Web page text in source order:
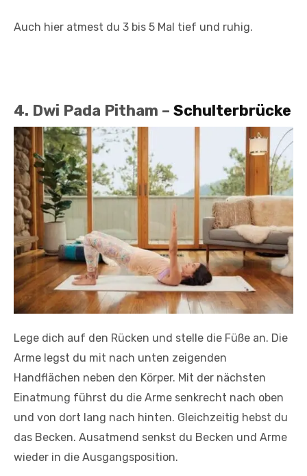
Auch hier atmest du 3 bis 5 Mal tief und ruhig.
4. Dwi Pada Pitham – Schulterbrücke
Lege dich auf den Rücken und stelle die Füße an. Die
Arme legst du mit nach unten zeigenden
Handflächen neben den Körper. Mit der nächsten
Einatmung führst du die Arme senkrecht nach oben
und von dort lang nach hinten. Gleichzeitig hebst du
das Becken. Ausatmend senkst du Becken und Arme
wieder in die Ausgangsposition.